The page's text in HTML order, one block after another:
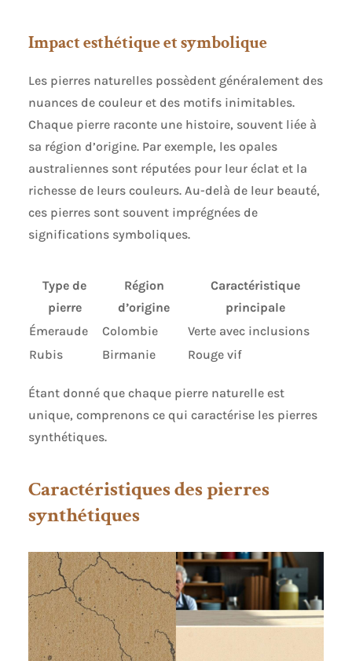
Impact esthétique et symbolique
Les pierres naturelles possèdent généralement des
nuances de couleur et des motifs inimitables.
Chaque pierre raconte une histoire, souvent liée à
sa région d’origine. Par exemple, les opales
australiennes sont réputées pour leur éclat et la
richesse de leurs couleurs. Au-delà de leur beauté,
ces pierres sont souvent imprégnées de
significations symboliques.
Type de
pierre
Région
d’origine
Caractéristique
principale
Émeraude
Colombie
Verte avec inclusions
Rubis
Birmanie Rouge vif
Étant donné que chaque pierre naturelle est
unique, comprenons ce qui caractérise les pierres
synthétiques.
Caractéristiques des pierres
synthétiques